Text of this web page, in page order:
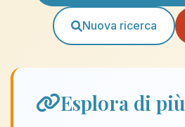
Nuova ricerca
Esplora di più